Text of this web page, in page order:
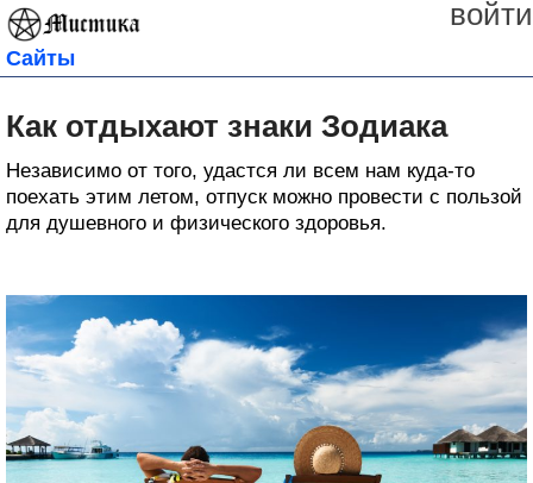
войти
Сайты
Как отдыхают знаки Зодиака
Независимо от того, удастся ли всем нам куда-то
поехать этим летом, отпуск можно провести с пользой
для душевного и физического здоровья.